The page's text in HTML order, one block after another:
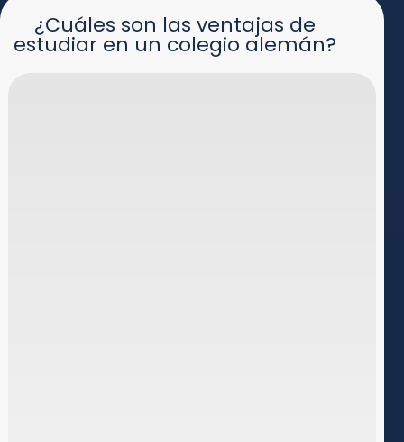
¿Cuáles son las ventajas de
estudiar en un colegio alemán?